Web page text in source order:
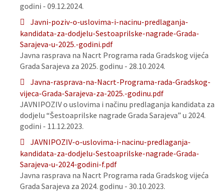
godini - 09.12.2024.
Javni-poziv-o-uslovima-i-nacinu-predlaganja-
kandidata-za-dodjelu-Sestoaprilske-nagrade-Grada-
Sarajeva-u-2025.-godini.pdf
Javna rasprava na Nacrt Programa rada Gradskog vijeća
Grada Sarajeva za 2025. godinu - 28.10.2024.
Javna-rasprava-na-Nacrt-Programa-rada-Gradskog-
vijeca-Grada-Sarajeva-za-2025.-godinu.pdf
JAVNIPOZIV o uslovima i načinu predlaganja kandidata za
dodjelu “Šestoaprilske nagrade Grada Sarajeva” u 2024.
godini - 11.12.2023.
JAVNIPOZIV-o-uslovima-i-nacinu-predlaganja-
kandidata-za-dodjelu-Sestoaprilske-nagrade-Grada-
Sarajeva-u-2024-godini-f.pdf
Javna rasprava na Nacrt Programa rada Gradskog vijeća
Grada Sarajeva za 2024. godinu - 30.10.2023.